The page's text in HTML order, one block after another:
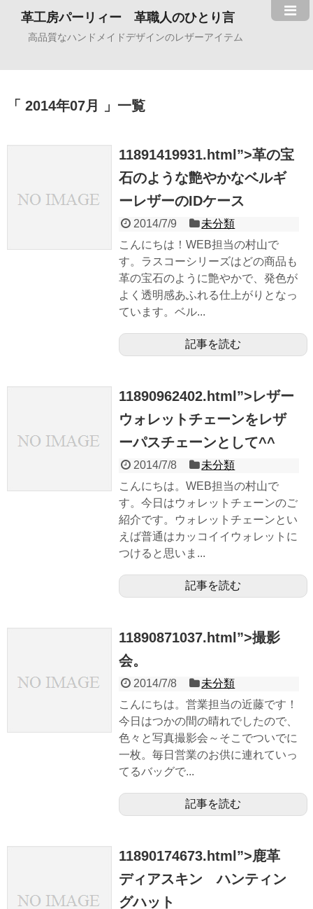
革工房パーリィー 革職人のひとり言
高品質なハンドメイドデザインのレザーアイテム
2014年07月 一覧
11891419931.html”>革の宝
石のような艶やかなベルギ
ーレザーのIDケース
2014/7/9
未分類
こんにちは！WEB担当の村山で
す。ラスコーシリーズはどの商品も
革の宝石のように艶やかで、発色が
よく透明感あふれる仕上がりとなっ
ています。ベル...
記事を読む
11890962402.html”>レザー
ウォレットチェーンをレザ
ーパスチェーンとして^^
2014/7/8
未分類
こんにちは。WEB担当の村山で
す。今日はウォレットチェーンのご
紹介です。ウォレットチェーンとい
えば普通はカッコイイウォレットに
つけると思いま...
記事を読む
11890871037.html”>撮影
会。
2014/7/8
未分類
こんにちは。営業担当の近藤です！
今日はつかの間の晴れでしたので、
色々と写真撮影会～そこでついでに
一枚。毎日営業のお供に連れていっ
てるバッグで...
記事を読む
11890174673.html”>鹿革
ディアスキン ハンティン
グハット